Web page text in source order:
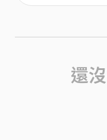
還